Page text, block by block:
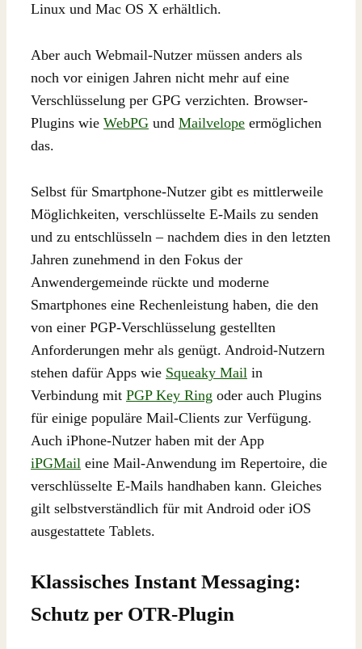
Linux und Mac OS X erhältlich.
Aber auch Webmail-Nutzer müssen anders als
noch vor einigen Jahren nicht mehr auf eine
Verschlüsselung per GPG verzichten. Browser-
Plugins wie WebPG und Mailvelope ermöglichen
das.
Selbst für Smartphone-Nutzer gibt es mittlerweile
Möglichkeiten, verschlüsselte E-Mails zu senden
und zu entschlüsseln – nachdem dies in den letzten
Jahren zunehmend in den Fokus der
Anwendergemeinde rückte und moderne
Smartphones eine Rechenleistung haben, die den
von einer PGP-Verschlüsselung gestellten
Anforderungen mehr als genügt. Android-Nutzern
stehen dafür Apps wie Squeaky Mail in
Verbindung mit PGP Key Ring oder auch Plugins
für einige populäre Mail-Clients zur Verfügung.
Auch iPhone-Nutzer haben mit der App
iPGMail eine Mail-Anwendung im Repertoire, die
verschlüsselte E-Mails handhaben kann. Gleiches
gilt selbstverständlich für mit Android oder iOS
ausgestattete Tablets.
Klassisches Instant Messaging:
Schutz per OTR-Plugin